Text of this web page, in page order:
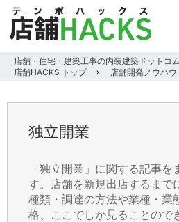
店舗・住宅・建築工事の内装建築ドットコム
店舗HACKS トップ
店舗開発ノウハウ
独立開業
「独立開業」に関する記事
す。店舗を新規出店するまで
種類・調達の方法や業種・業
格、ここでしか見ることので